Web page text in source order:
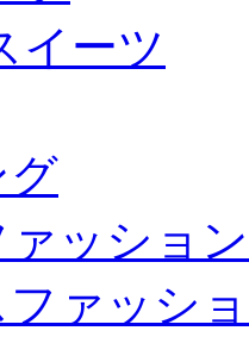
イーツ
グ
ッション
ファッシ